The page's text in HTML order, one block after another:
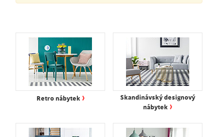
Retro nábytek ›
Skandinávský designový
nábytek ›